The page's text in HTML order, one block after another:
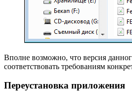
Вполне возможно, что версия
соответствовать требованиям
Переустановка приложения